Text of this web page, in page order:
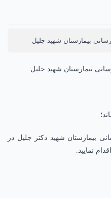
بیمارستان شهید جلیل
بیمارستان شهید جلیل
بیمارستان شهید دکتر جلیل در
نمایید.